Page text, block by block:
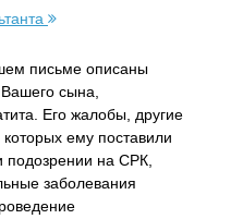
письме описаны
сына,
Его жалобы, другие
ему поставили
подозрении на СРК,
заболевания